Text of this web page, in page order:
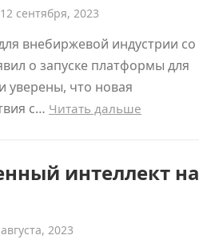
12 сентября, 2023
внебиржевой индустрии со
о запуске платформы для
уверены, что новая
с… Читать дальше
интеллект на
2023